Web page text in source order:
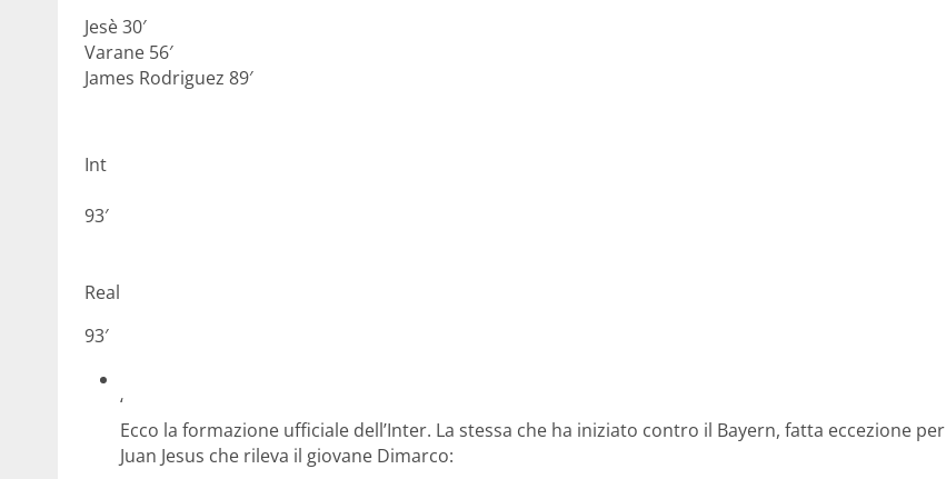
Jesè 30′
Varane 56′
James Rodriguez 89′
Int
93′
Real
93′
‘
Ecco la formazione ufficiale dell’Inter. La stessa che ha iniziato contro il Bayern, fatta eccezione per
Juan Jesus che rileva il giovane Dimarco: